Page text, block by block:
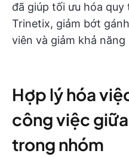
đã giúp tối ưu hóa quy
Trinetix, giảm bớt
viên và giảm khả
Hợp lý hóa
công việc
trong nhóm